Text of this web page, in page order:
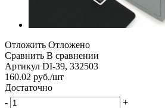
Отложить Отложено
Сравнить В сравнении
Артикул DI-39, 332503
160.02 руб./шт
Достаточно
-
+